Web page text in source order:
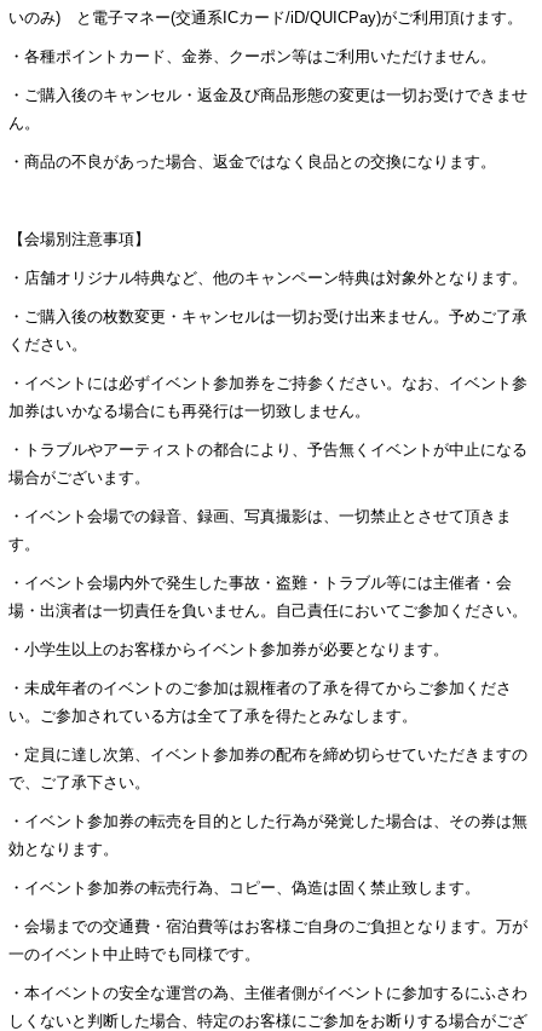
いのみ) と電子マネー(交通系ICカード/iD/QUICPay)がご利用頂けます。
・各種ポイントカード、金券、クーポン等はご利用いただけません。
・ご購入後のキャンセル・返金及び商品形態の変更は一切お受けできませ
ん。
・商品の不良があった場合、返金ではなく良品との交換になります。
【会場別注意事項】
・店舗オリジナル特典など、他のキャンペーン特典は対象外となります。
・ご購入後の枚数変更・キャンセルは一切お受け出来ません。予めご了承
ください。
・イベントには必ずイベント参加券をご持参ください。なお、イベント参
加券はいかなる場合にも再発行は一切致しません。
・トラブルやアーティストの都合により、予告無くイベントが中止になる
場合がございます。
・イベント会場での録音、録画、写真撮影は、一切禁止とさせて頂きま
す。
・イベント会場内外で発生した事故・盗難・トラブル等には主催者・会
場・出演者は一切責任を負いません。自己責任においてご参加ください。
・小学生以上のお客様からイベント参加券が必要となります。
・未成年者のイベントのご参加は親権者の了承を得てからご参加くださ
い。ご参加されている方は全て了承を得たとみなします。
・定員に達し次第、イベント参加券の配布を締め切らせていただきますの
で、ご了承下さい。
・イベント参加券の転売を目的とした行為が発覚した場合は、その券は無
効となります。
・イベント参加券の転売行為、コピー、偽造は固く禁止致します。
・会場までの交通費・宿泊費等はお客様ご自身のご負担となります。万が
一のイベント中止時でも同様です。
・本イベントの安全な運営の為、主催者側がイベントに参加するにふさわ
しくないと判断した場合、特定のお客様にご参加をお断りする場合がござ